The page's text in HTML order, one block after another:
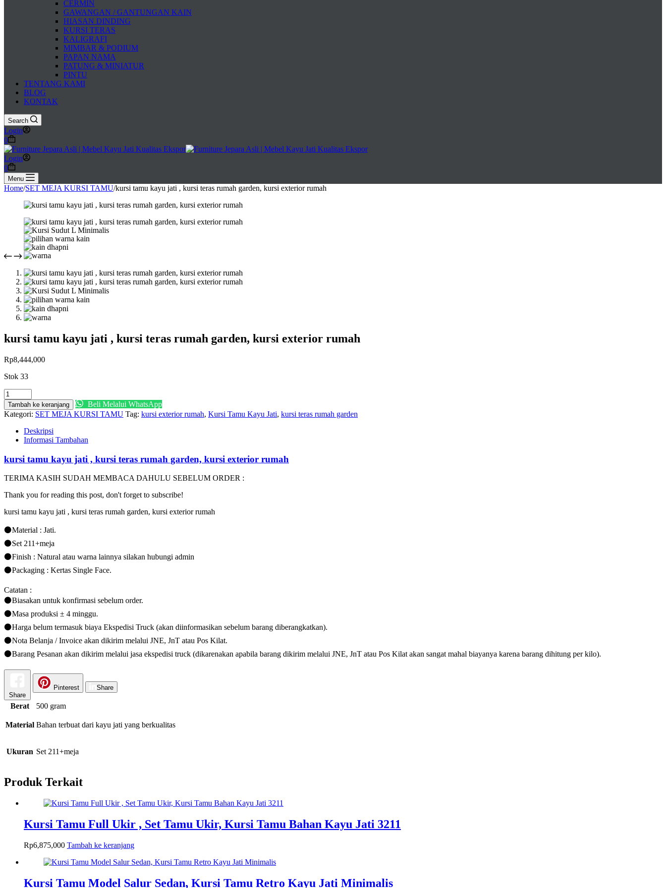
CERMIN
GAWANGAN / GANTUNGAN KAIN
HIASAN DINDING
KURSI TERAS
KALIGRAFI
MIMBAR & PODIUM
PAPAN NAMA
PATUNG & MINIATUR
PINTU
TENTANG KAMI
BLOG
KONTAK
Search
Login
Shopping
cart
0
Login
Shopping
cart
0
Menu
Home/SET MEJA KURSI TAMU/kursi tamu kayu jati , kursi teras rumah garden, kursi exterior rumah
kursi tamu kayu jati , kursi teras rumah garden, kursi exterior rumah
Rp8,444,000
Stok 33
Kuantitas
kursi
tamu
kayu
teras
rumah
kursi
exterior
rumah
Tambah ke keranjang
Beli Melalui WhatsApp
Kategori: SET MEJA KURSI TAMU Tag: kursi exterior rumah, Kursi Tamu Kayu Jati, kursi teras rumah garden
Deskripsi
Informasi Tambahan
kursi tamu kayu jati , kursi teras rumah garden, kursi exterior rumah
TERIMA KASIH SUDAH MEMBACA DAHULU SEBELUM ORDER :
Thank you for reading this post, don't forget to subscribe!
kursi tamu kayu jati , kursi teras rumah garden, kursi exterior rumah
⚫Material : Jati.
⚫Set 211+meja
⚫Finish : Natural atau warna lainnya silakan hubungi admin
⚫Packaging : Kertas Single Face.
Catatan :
⚫Biasakan untuk konfirmasi sebelum order.
⚫Masa produksi ± 4 minggu.
⚫Harga belum termasuk biaya Ekspedisi Truck (akan diinformasikan sebelum barang diberangkatkan).
⚫Nota Belanja / Invoice akan dikirim melalui JNE, JnT atau Pos Kilat.
⚫Barang Pesanan akan dikirim melalui jasa ekspedisi truck (dikarenakan apabila barang dikirim melalui JNE, JnT atau Pos Kilat akan sangat mahal biayanya karena barang dihitung per kilo).
Share
Pinterest Share
Berat 500 gram
Material Bahan terbuat dari kayu jati yang berkualitas
Ukuran Set 211+meja
Produk Terkait
Kursi Tamu Full Ukir , Set Tamu Ukir, Kursi Tamu Bahan Kayu Jati 3211
Rp6,875,000 Tambah ke keranjang
Kursi Tamu Model Salur Sedan, Kursi Tamu Retro Kayu Jati Minimalis